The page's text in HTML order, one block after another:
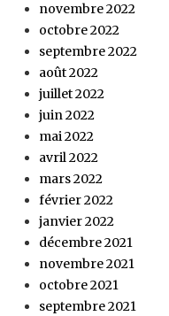
novembre 2022
octobre 2022
septembre 2022
août 2022
juillet 2022
juin 2022
mai 2022
avril 2022
mars 2022
février 2022
janvier 2022
décembre 2021
novembre 2021
octobre 2021
septembre 2021